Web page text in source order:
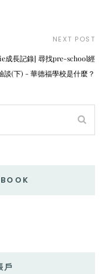
NEXT POST
成長記錄] 尋找pre-school經
談(下) - 華德福學校是什麼？
戶